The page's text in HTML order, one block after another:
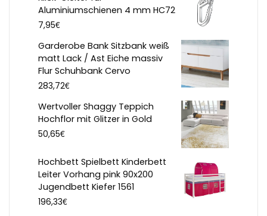
Aluminiumschienen 4 mm HC72
7,95€
Garderobe Bank Sitzbank weiß
matt Lack / Ast Eiche massiv
Flur Schuhbank Cervo
283,72€
Wertvoller Shaggy Teppich
Hochflor mit Glitzer in Gold
50,65€
Hochbett Spielbett Kinderbett
Leiter Vorhang pink 90x200
Jugendbett Kiefer 1561
196,33€